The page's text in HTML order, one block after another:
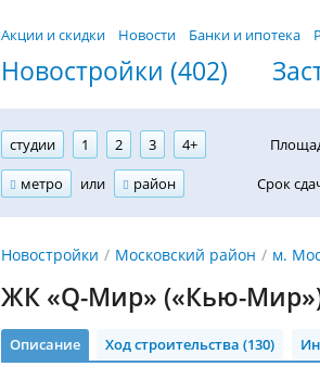
Акции и скидки Новости Банки и ипотека
Новостройки (402)
студии 1 2 3
4+
метро
или район
Срок
Новостройки Московский район м.
ЖК «Q-Мир» («Кью-
Описание Ход строительства (130)